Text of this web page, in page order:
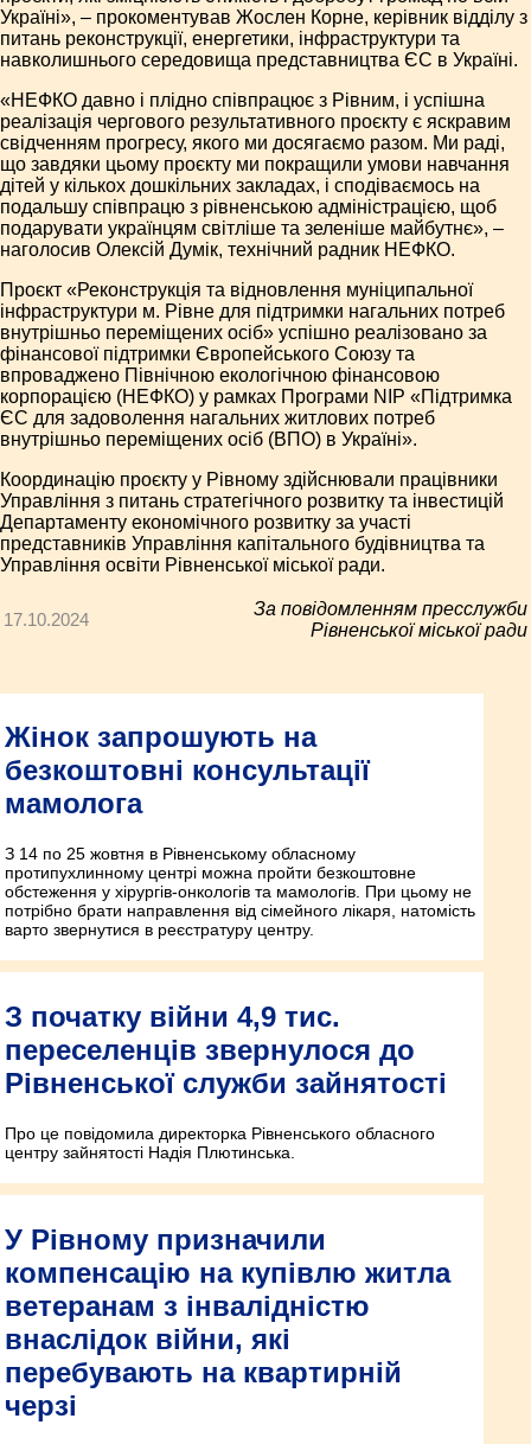
Україні», – прокоментував Жослен Корне, керівник відділу з
питань реконструкції, енергетики, інфраструктури та
навколишнього середовища представництва ЄС в Україні.
«НЕФКО давно і плідно співпрацює з Рівним, і успішна
реалізація чергового результативного проєкту є яскравим
свідченням прогресу, якого ми досягаємо разом. Ми раді,
що завдяки цьому проєкту ми покращили умови навчання
дітей у кількох дошкільних закладах, і сподіваємось на
подальшу співпрацю з рівненською адміністрацією, щоб
подарувати українцям світліше та зеленіше майбутнє», –
наголосив Олексій Думік, технічний радник НЕФКО.
Проєкт «Реконструкція та відновлення муніципальної
інфраструктури м. Рівне для підтримки нагальних потреб
внутрішньо переміщених осіб» успішно реалізовано за
фінансової підтримки Європейського Союзу та
впроваджено Північною екологічною фінансовою
корпорацією (НЕФКО) у рамках Програми NIP «Підтримка
ЄС для задоволення нагальних житлових потреб
внутрішньо переміщених осіб (ВПО) в Україні».
Координацію проєкту у Рівному здійснювали працівники
Управління з питань стратегічного розвитку та інвестицій
Департаменту економічного розвитку за участі
представників Управління капітального будівництва та
Управління освіти Рівненської міської ради.
17.10.2024
За повідомленням пресслужби
Рівненської міської ради
Жінок запрошують на
безкоштовні консультації
мамолога
З 14 по 25 жовтня в Рівненському обласному
протипухлинному центрі можна пройти безкоштовне
обстеження у хірургів-онкологів та мамологів. При цьому не
потрібно брати направлення від сімейного лікаря, натомість
варто звернутися в реєстратуру центру.
З початку війни 4,9 тис.
переселенців звернулося до
Рівненської служби зайнятості
Про це повідомила директорка Рівненського обласного
центру зайнятості Надія Плютинська.
У Рівному призначили
компенсацію на купівлю житла
ветеранам з інвалідністю
внаслідок війни, які
перебувають на квартирній
черзі